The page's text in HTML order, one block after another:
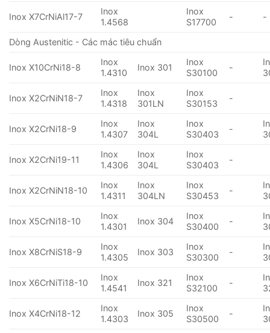
Inox X7CrNiAl17-7
Inox
1.4568
Inox
S17700
- -
Dòng Austenitic - Các mác tiêu chuẩn
Inox X10CrNi18-8
Inox
1.4310
Inox 301
Inox
S30100
-
Inox X2CrNiN18-7
Inox
1.4318
Inox
301LN
Inox
S30153
-
Inox X2CrNi18-9
Inox
1.4307
Inox
304L
Inox
S30403
-
Inox X2CrNi19-11
Inox
1.4306
Inox
304L
Inox
S30403
-
Inox X2CrNiN18-10
Inox
1.4311
Inox
304LN
Inox
S30453
-
Inox X5CrNi18-10
Inox
1.4301
Inox 304
Inox
S30400
-
Inox X8CrNiS18-9
Inox
1.4305
Inox 303
Inox
S30300
-
Inox X6CrNiTi18-10
Inox
1.4541
Inox 321
Inox
S32100
-
Inox X4CrNi18-12
Inox
1.4303
Inox 305
Inox
S30500
-